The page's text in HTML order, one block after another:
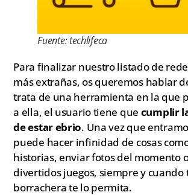
Fuente: techlifeca
Para finalizar nuestro listado de
más extrañas, os queremos hablar
trata de una herramienta en la que
a ella, el usuario tiene que cumplir
de estar ebrio. Una vez que
puede hacer infinidad de cosas
historias, enviar fotos del momento
divertidos juegos, siempre y cuando
borrachera te lo permita.